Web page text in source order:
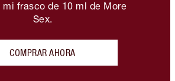
mi frasco de 10 ml de More
Sex.
COMPRAR AHORA